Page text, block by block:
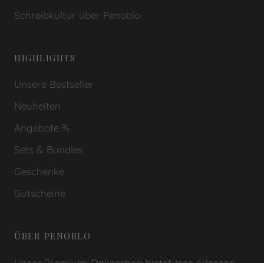
Schreibkultur über Penoblo
HIGHLIGHTS
Unsere Bestseller
Neuheiten
Angebote %
Sets & Bundles
Geschenke
Gutscheine
ÜBER PENOBLO